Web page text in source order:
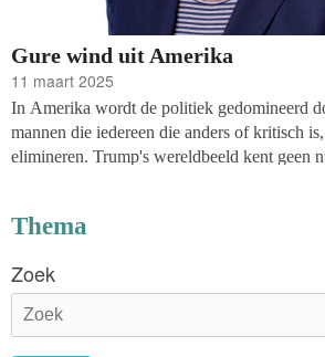
Gure wind uit Amerika
11 maart 2025
In Amerika wordt de politiek gedomineerd
mannen die iedereen die anders of kritisch
elimineren. Trump's wereldbeeld kent geen
trok Amerika terug uit het Klimaatakkoord.
Consensus Declaration van 2020: een
rijtje nog wel aanvullen met vele andere
Thema
Zoek